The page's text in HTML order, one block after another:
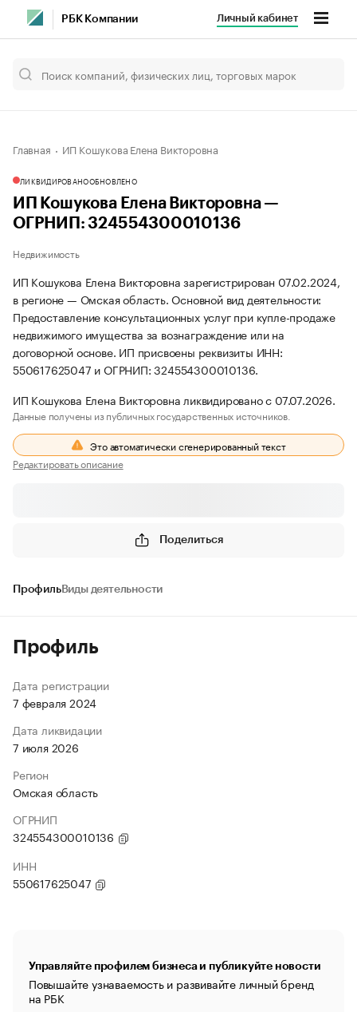
РБК Компании Личный кабинет
Главная ИП Кошукова Елена Викторовна
ЛИКВИДИРОВАНООБНОВЛЕНО
ИП Кошукова Елена Викторовна —
ОГРНИП: 324554300010136
Недвижимость
ИП Кошукова Елена Викторовна зарегистрирован 07.02.2024,
в регионе — Омская область. Основной вид деятельности:
Предоставление консультационных услуг при купле-продаже
недвижимого имущества за вознаграждение или на
договорной основе. ИП присвоены реквизиты ИНН:
550617625047 и ОГРНИП: 324554300010136.
ИП Кошукова Елена Викторовна ликвидировано с 07.07.2026.
Данные получены из публичных государственных источников.
Это автоматически сгенерированный текст
Редактировать описание
Поделиться
ПрофильВиды деятельности
Профиль
Дата регистрации
7 февраля 2024
Дата ликвидации
7 июля 2026
Регион
Омская область
ОГРНИП
324554300010136
ИНН
550617625047
Управляйте профилем бизнеса и публикуйте новости
Повышайте узнаваемость и развивайте личный бренд
на РБК